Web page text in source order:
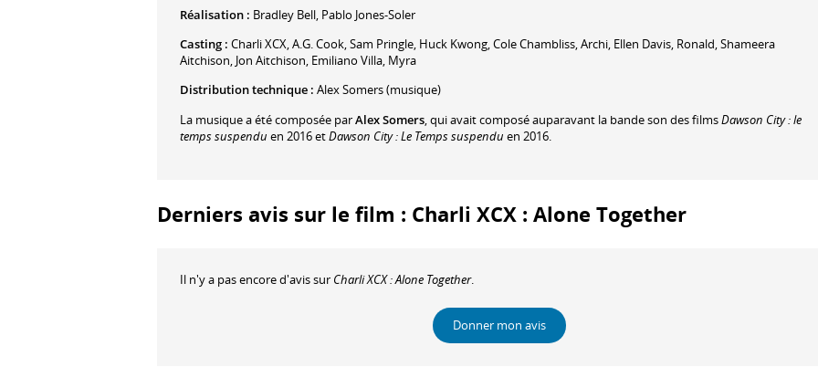
Réalisation : Bradley Bell Pablo Jones-Soler
Casting : Charli XCX,A.G. Cook,Sam Pringle, Huck Kwong,Cole Chambliss,Archi, Ellen Davis, Ronald,Shameera
Aitchison, Jon Aitchison, Emiliano Villa, Myra
Distribution technique : Alex Somers(musique)
La musique a été composée parAlex Somers, qui avait composé auparavant la bande son des filmsDawson City : le
temps suspendu en 2016 etDawson City : Le Temps suspendu en 2016.
Derniers avis sur le film : Charli XCX : Alone Together
Il n'y a pas encore d'avis sur Charli XCX : Alone Together.
Donner mon avis